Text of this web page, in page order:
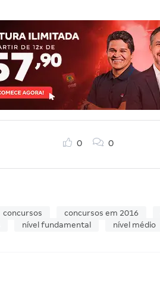
0 0
concursos concursos em 2016
nível fundamental nível médio